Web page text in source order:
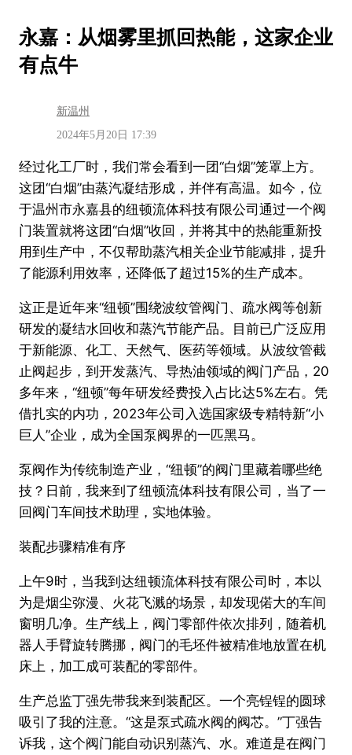
永嘉：从烟雾里抓回热能，这家企业
有点牛
新温州
2024年5月20日 17:39
经过化工厂时，我们常会看到一团“白烟”笼罩上方。
这团“白烟”由蒸汽凝结形成，并伴有高温。如今，位
于温州市永嘉县的纽顿流体科技有限公司通过一个阀
门装置就将这团“白烟”收回，并将其中的热能重新投
用到生产中，不仅帮助蒸汽相关企业节能减排，提升
了能源利用效率，还降低了超过15%的生产成本。
这正是近年来“纽顿”围绕波纹管阀门、疏水阀等创新
研发的凝结水回收和蒸汽节能产品。目前已广泛应用
于新能源、化工、天然气、医药等领域。从波纹管截
止阀起步，到开发蒸汽、导热油领域的阀门产品，20
多年来，“纽顿”每年研发经费投入占比达5%左右。凭
借扎实的内功，2023年公司入选国家级专精特新“小
巨人”企业，成为全国泵阀界的一匹黑马。
泵阀作为传统制造产业，“纽顿”的阀门里藏着哪些绝
技？日前，我来到了纽顿流体科技有限公司，当了一
回阀门车间技术助理，实地体验。
装配步骤精准有序
上午9时，当我到达纽顿流体科技有限公司时，本以
为是烟尘弥漫、火花飞溅的场景，却发现偌大的车间
窗明几净。生产线上，阀门零部件依次排列，随着机
器人手臂旋转腾挪，阀门的毛坯件被精准地放置在机
床上，加工成可装配的零部件。
生产总监丁强先带我来到装配区。一个亮锃锃的圆球
吸引了我的注意。“这是泵式疏水阀的阀芯。”丁强告
诉我，这个阀门能自动识别蒸汽、水。难道是在阀门